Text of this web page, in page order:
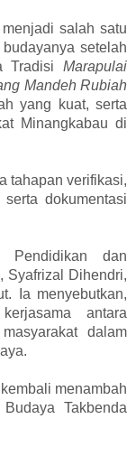
salah satu
setelah
Tradisi Marapulai
Mandeh Rubiah
yang kuat, serta
Minangkabau di
tahapan verifikasi,
dokumentasi
Pendidikan dan
Syafrizal Dihendri,
Ia menyebutkan,
antara
dalam
menambah
Takbenda